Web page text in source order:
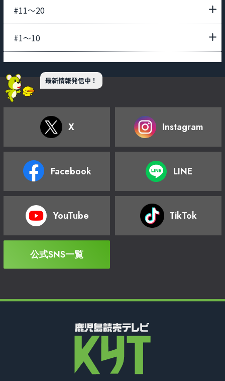
#11〜20
#1〜10
最新情報発信中！
X Instagram
Facebook LINE
YouTube TikTok
公式SNS一覧